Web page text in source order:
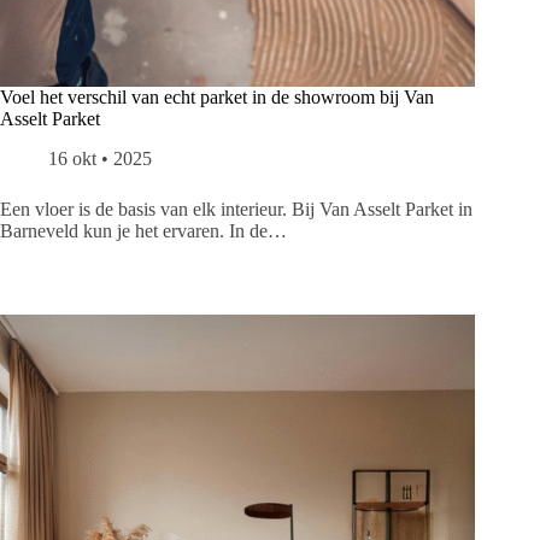
Voel het verschil van echt parket in de showroom bij Van
Asselt Parket
16 okt • 2025
Een vloer is de basis van elk interieur. Bij Van Asselt Parket in
Barneveld kun je het ervaren. In de…